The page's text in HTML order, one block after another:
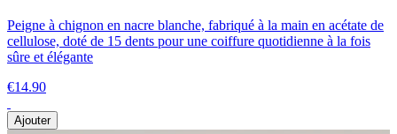
Peigne à chignon en nacre blanche, fabriqué à la main en acétate de
cellulose, doté de 15 dents pour une coiffure quotidienne à la fois
sûre et élégante
€14.90
Ajouter